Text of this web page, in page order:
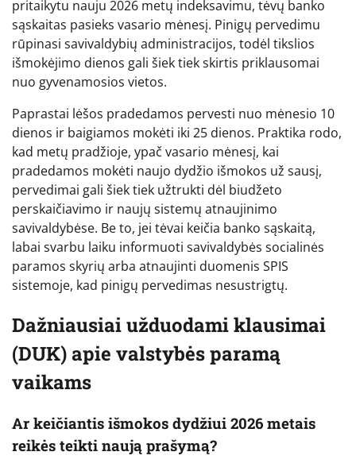
pritaikytu nauju 2026 metų indeksavimu, tėvų banko
sąskaitas pasieks vasario mėnesį. Pinigų pervedimu
rūpinasi savivaldybių administracijos, todėl tikslios
išmokėjimo dienos gali šiek tiek skirtis priklausomai
nuo gyvenamosios vietos.
Paprastai lėšos pradedamos pervesti nuo mėnesio 10
dienos ir baigiamos mokėti iki 25 dienos. Praktika rodo,
kad metų pradžioje, ypač vasario mėnesį, kai
pradedamos mokėti naujo dydžio išmokos už sausį,
pervedimai gali šiek tiek užtrukti dėl biudžeto
perskaičiavimo ir naujų sistemų atnaujinimo
savivaldybėse. Be to, jei tėvai keičia banko sąskaitą,
labai svarbu laiku informuoti savivaldybės socialinės
paramos skyrių arba atnaujinti duomenis SPIS
sistemoje, kad pinigų pervedimas nesustrigtų.
Dažniausiai užduodami klausimai
(DUK) apie valstybės paramą
vaikams
Ar keičiantis išmokos dydžiui 2026 metais
reikės teikti naują prašymą?